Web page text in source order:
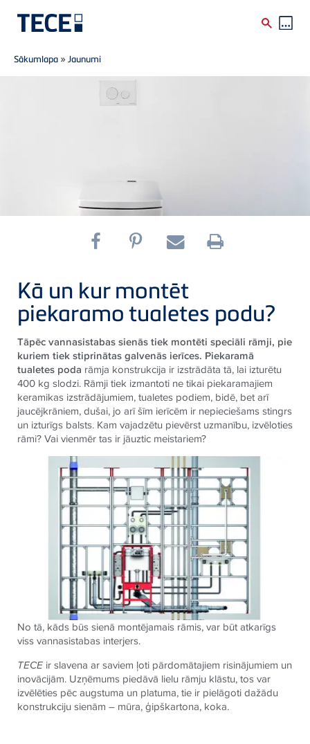
Skip to main content
Breadcrumb
Sākumlapa »Jaunumi
Kā un kur montēt
piekaramo tualetes podu?
Tāpēc vannasistabas sienās tiek montēti speciāli rāmji, pie
kuriem tiek stiprinātas galvenās ierīces. Piekaramā
tualetes poda rāmja konstrukcija ir izstrādāta tā, lai izturētu
400 kg slodzi. Rāmji tiek izmantoti ne tikai piekaramajiem
keramikas izstrādājumiem, tualetes podiem, bidē, bet arī
jaucējkrāniem, dušai, jo arī šīm ierīcēm ir nepieciešams stingrs
un izturīgs balsts. Kam vajadzētu pievērst uzmanību, izvēloties
rāmi? Vai vienmēr tas ir jāuztic meistariem?
No tā, kāds būs sienā montējamais rāmis, var būt atkarīgs
viss vannasistabas interjers.
TECE ir slavena ar saviem ļoti pārdomātajiem risinājumiem un
inovācijām. Uzņēmums piedāvā lielu rāmju klāstu, tos var
izvēlēties pēc augstuma un platuma, tie ir pielāgoti dažādu
konstrukciju sienām – mūra, ģipškartona, koka.